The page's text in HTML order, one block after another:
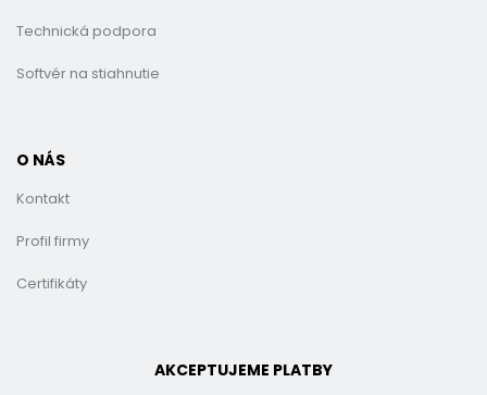
Technická podpora
Softvér na stiahnutie
O NÁS
Kontakt
Profil firmy
Certifikáty
AKCEPTUJEME PLATBY